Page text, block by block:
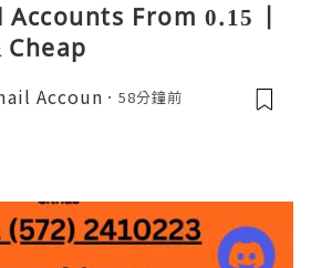
From 0.15 |
Cheap
Accoun 58分鐘前